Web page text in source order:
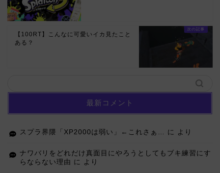
【100RT】こんなに可愛いイカ見たこと
ある？
最新コメント
スプラ界隈「XP2000は弱い」←これさぁ… に より
ナワバリをどれだけ真面目にやろうとしてもブキ練習にす
らならない理由 に より